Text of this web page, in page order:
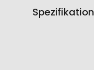
Spezifikation